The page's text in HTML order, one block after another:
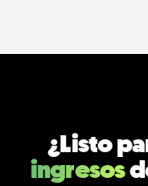
¿Listo
ingresos